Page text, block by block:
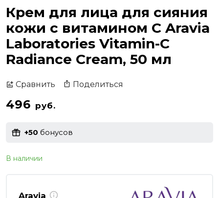
Крем для лица для сияния
кожи с витамином С Aravia
Laboratories Vitamin-C
Radiance Cream, 50 мл
Сравнить Поделиться
496 руб.
+50 бонусов
В наличии
Aravia